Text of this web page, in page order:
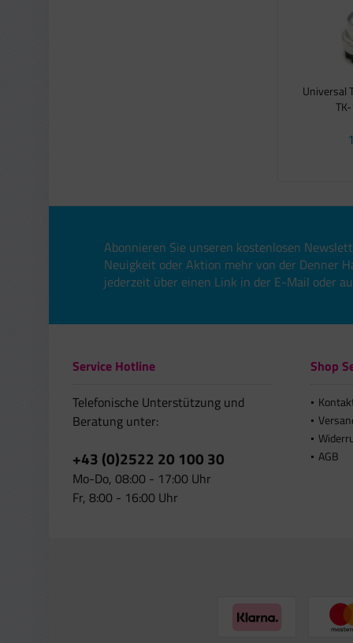
Universal
Abonnieren Sie unseren kostenlosen
Neuigkeit oder Aktion mehr von der Denner
jederzeit über einen Link in der E-Mail oder
Service Hotline
Telefonische Unterstützung und
Beratung unter:
+43 (0)2522 20 100 30
Mo-Do, 08:00 - 17:00 Uhr
Fr, 8:00 - 16:00 Uhr
Shop
AGB